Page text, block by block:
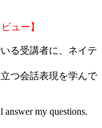
ュー】
る受講者に、ネイテ
つ会話表現を学んで
my questions.